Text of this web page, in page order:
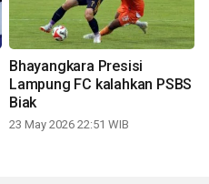
Bhayangkara Presisi
Lampung FC kalahkan PSBS
Biak
23 May 2026 22:51 WIB